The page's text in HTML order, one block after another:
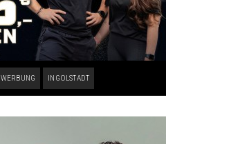
WERBUNG INGOLSTADT